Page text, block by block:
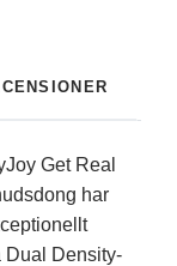
Get Real
har
Dual Density-